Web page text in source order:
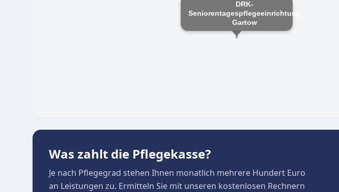
DRK-
Seniorentagespflegeeinrichtung
Gartow
Was zahlt die Pflegekasse?
Je nach Pflegegrad stehen Ihnen monatlich mehrere Hundert Euro
an Leistungen zu. Ermitteln Sie mit unseren kostenlosen Rechnern